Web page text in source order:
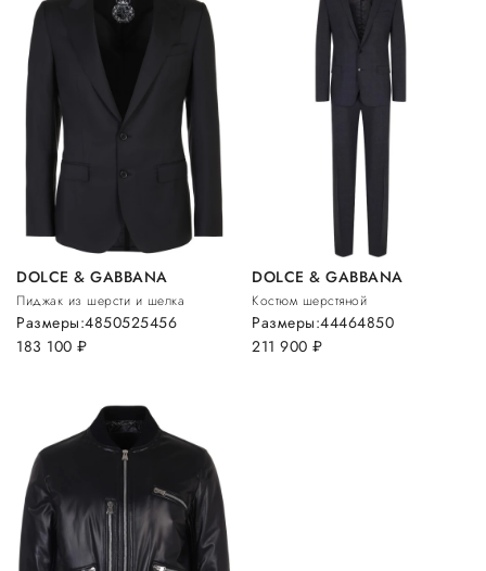
DOLCE & GABBANA
Пиджак из шерсти и шелка
183 100 руб.
Размеры:4850525456
DOLCE & GABBANA
Костюм шерстяной
211 900руб.
Размеры:44464850